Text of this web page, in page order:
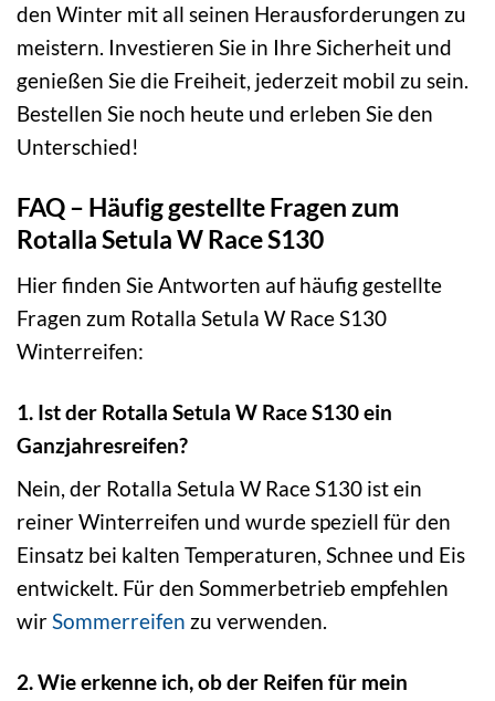
den Winter mit all seinen Herausforderungen zu
meistern. Investieren Sie in Ihre Sicherheit und
genießen Sie die Freiheit, jederzeit mobil zu sein.
Bestellen Sie noch heute und erleben Sie den
Unterschied!
FAQ – Häufig gestellte Fragen zum
Rotalla Setula W Race S130
Hier finden Sie Antworten auf häufig gestellte
Fragen zum Rotalla Setula W Race S130
Winterreifen:
1. Ist der Rotalla Setula W Race S130 ein
Ganzjahresreifen?
Nein, der Rotalla Setula W Race S130 ist ein
reiner Winterreifen und wurde speziell für den
Einsatz bei kalten Temperaturen, Schnee und Eis
entwickelt. Für den Sommerbetrieb empfehlen
wirSommerreifen zu verwenden.
2. Wie erkenne ich, ob der Reifen für mein